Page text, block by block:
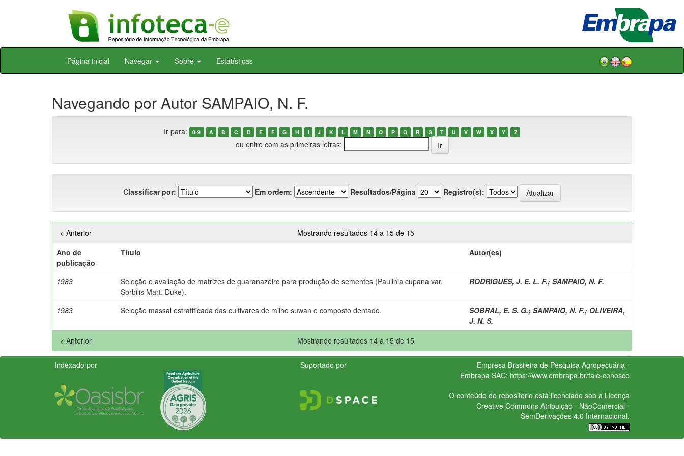
Skip
Página inicial Navegar Sobre Estatísticas
Navegando por Autor SAMPAIO, N. F.
Ir para: 0-9 A B C D E F G H I J K L M N O P Q R S T U V W X Y Z
ou entre com as primeiras letras:
Classificar por: Em ordem: Resultados/Página Registro(s):
Mostrando resultados 14 a 15 de 15
< Anterior
Ano de
publicação
Título Autor(es)
1983
Seleção e avaliação de matrizes de guaranazeiro para produção de sementes (Paulinia cupana var.
Sorbilis Mart. Duke).
RODRIGUES, J. E. L. F.; SAMPAIO, N. F.
1983 Seleção massal estratificada das cultivares de milho suwan e composto dentado. SOBRAL, E. S. G.; SAMPAIO, N. F.; OLIVEIRA,
J. N. S.
Mostrando resultados 14 a 15 de 15
< Anterior
Indexado por Suportado por
Empresa Brasileira de Pesquisa Agropecuária -
Embrapa SAC: https://www.embrapa.br/fale-conosco
O conteúdo do repositório está licenciado sob a Licença
Creative CommonsAtribuição - NãoComercial -
SemDerivações 4.0 Internacional.